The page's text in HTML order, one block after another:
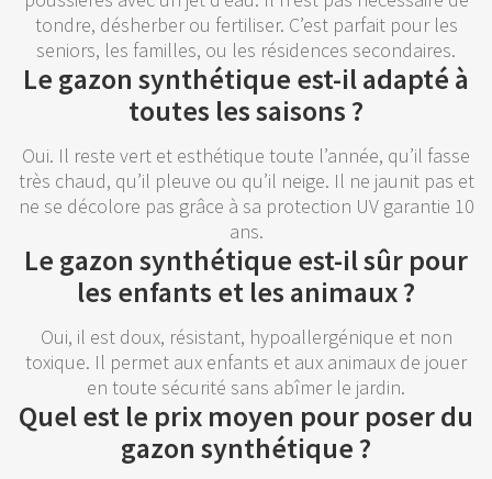
tondre, désherber ou fertiliser. C’est parfait pour les
seniors, les familles, ou les résidences secondaires.
Le gazon synthétique est-il adapté à
toutes les saisons ?
Oui. Il reste vert et esthétique toute l’année, qu’il fasse
très chaud, qu’il pleuve ou qu’il neige. Il ne jaunit pas et
ne se décolore pas grâce à sa protection UV garantie 10
ans.
Le gazon synthétique est-il sûr pour
les enfants et les animaux ?
Oui, il est doux, résistant, hypoallergénique et non
toxique. Il permet aux enfants et aux animaux de jouer
en toute sécurité sans abîmer le jardin.
Quel est le prix moyen pour poser du
gazon synthétique ?